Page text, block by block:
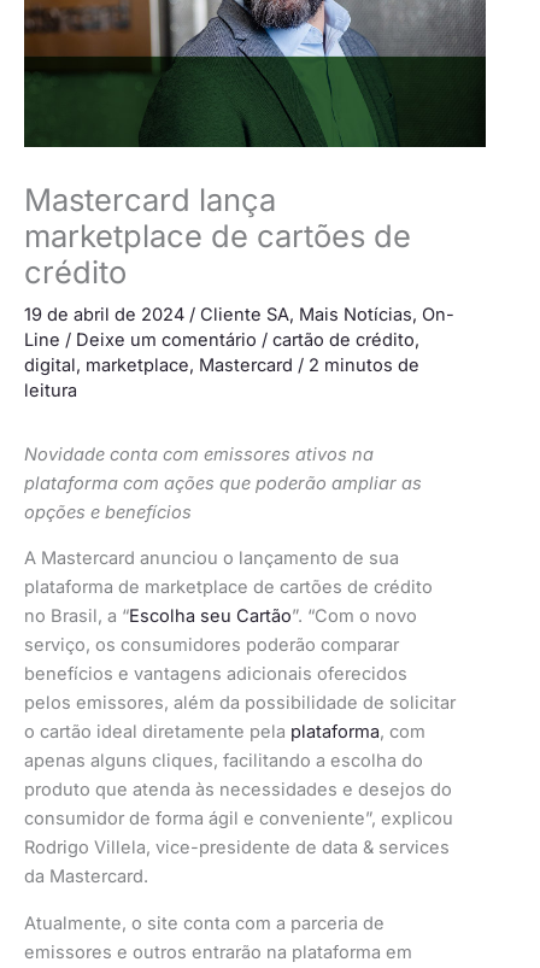
Mastercard lança
marketplace de cartões de
crédito
19 de abril de 2024 / Cliente SA, Mais Notícias, On-
Line / Deixe um comentário / cartão de crédito,
digital, marketplace, Mastercard / 2 minutos de
leitura
Novidade conta com emissores ativos na
plataforma com ações que poderão ampliar as
opções e benefícios
A Mastercard anunciou o lançamento de sua
plataforma de marketplace de cartões de crédito
no Brasil, a “Escolha seu Cartão”. “Com o novo
serviço, os consumidores poderão comparar
benefícios e vantagens adicionais oferecidos
pelos emissores, além da possibilidade de solicitar
o cartão ideal diretamente pela plataforma, com
apenas alguns cliques, facilitando a escolha do
produto que atenda às necessidades e desejos do
consumidor de forma ágil e conveniente”, explicou
Rodrigo Villela, vice-presidente de data & services
da Mastercard.
Atualmente, o site conta com a parceria de
emissores e outros entrarão na plataforma em